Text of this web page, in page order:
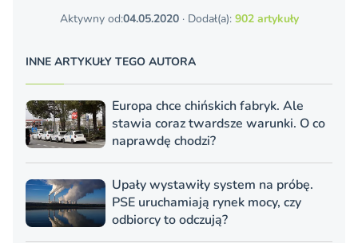
Aktywny od:04.05.2020· Dodał(a): 902 artykuły
INNE ARTYKUŁY TEGO AUTORA
Europa chce chińskich fabryk. Ale
stawia coraz twardsze warunki. O co
naprawdę chodzi?
Upały wystawiły system na próbę.
PSE uruchamiają rynek mocy, czy
odbiorcy to odczują?